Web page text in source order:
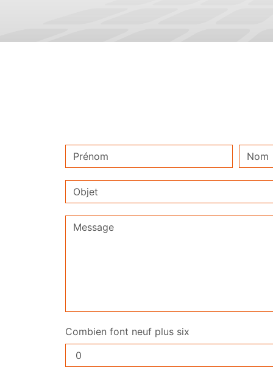
Combien font neuf plus six